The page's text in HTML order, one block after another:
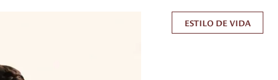
ESTILO DE VIDA